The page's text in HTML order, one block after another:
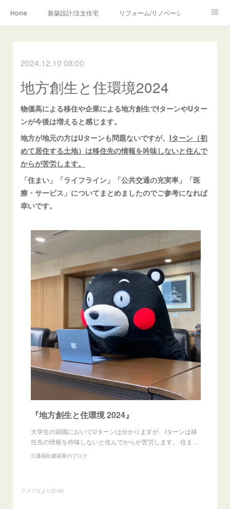
Home 新築設計/注文住宅 リフォーム/リノベーション
Profile/作品について お問合せ/アクセス
メディア・講師・執筆・SNS関連
2024.12.10 08:00
地方創生と住環境2024
物価高による移住や企業による地方創生でIターンやUター
ンが今後は増えると感じます。
地方が地元の方はUターンも問題ないですが、 Iターン（初
めて居住する土地）は移住先の情報を吟味しないと住んで
からが苦労します。
「住まい」「ライフライン」「公共交通の充実率」「医
療・サービス」についてまとめましたのでご参考になれば
幸いです。
『地方創生と住環境 2024』
大学生の就職においてUターンは分かりますが、Iターンは移
住先の情報を吟味しないと住んでからが苦労します。 住ま…
介護福祉建築家のブログ
アメブロより (216)